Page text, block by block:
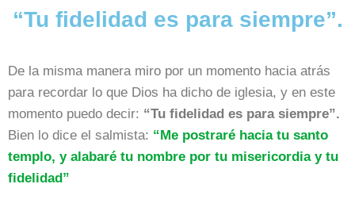
“Tu fidelidad es para siempre”.
De la misma manera miro por un momento hacia atrás
para recordar lo que Dios ha dicho de iglesia, y en este
momento puedo decir: “Tu fidelidad es para siempre”.
Bien lo dice el salmista: “Me postraré hacia tu santo
templo, y alabaré tu nombre por tu misericordia y tu
fidelidad”